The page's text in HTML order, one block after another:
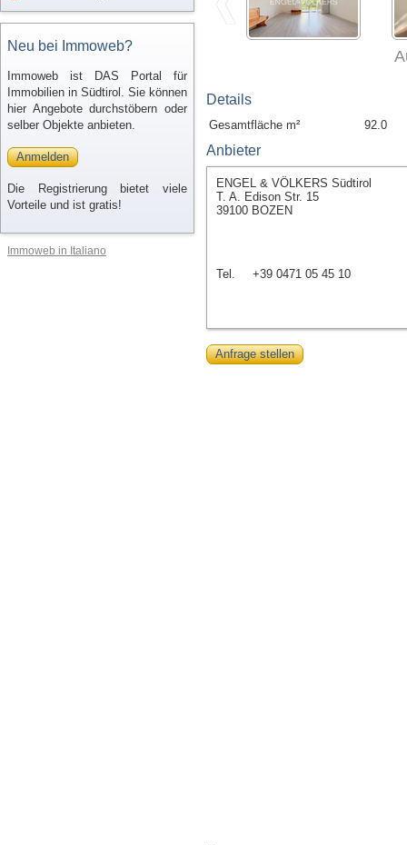
Neu bei Immoweb?
Immoweb ist DAS Portal für
Immobilien in Südtirol. Sie können
hier Angebote durchstöbern oder
selber Objekte anbieten.
Anmelden
Die Registrierung bietet viele
Vorteile und ist gratis!
Immoweb in Italiano
Details
Gesamtfläche m² 92.0
Anbieter
ENGEL & VÖLKERS Südtirol
T. A. Edison Str. 15
39100 BOZEN
Tel. +39 0471 05 45 10
Anfrage stellen